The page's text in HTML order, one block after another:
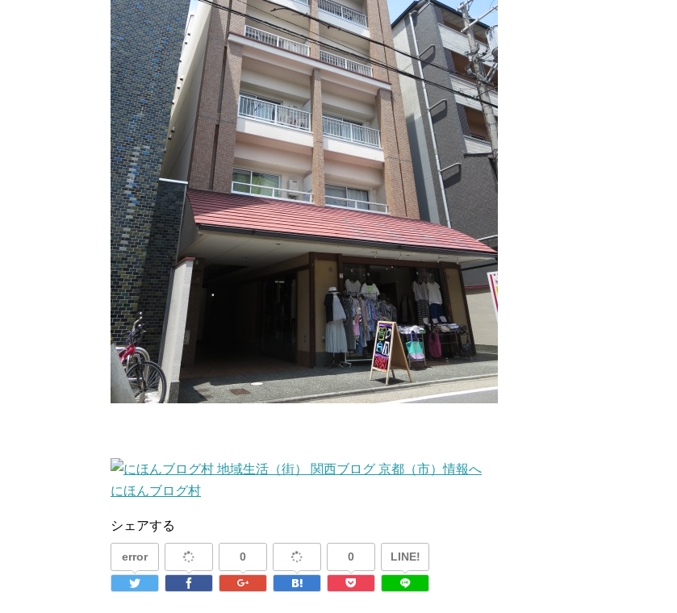
にほんブログ村
シェアする
error 0 0 LINE!